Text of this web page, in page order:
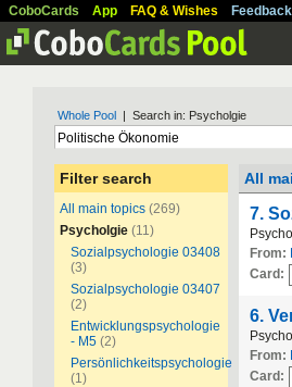
CoboCards App FAQ & Wishes Feedback
Whole Pool | Search in: Psycholgie
Filter search
All main topics (269)
Psycholgie (11)
Sozialpsychologie 03408
(3)
Sozialpsychologie 03407
(2)
Entwicklungspsychologie
- M5 (2)
Persönlichkeitspsychologie
(1)
All
7.
From:
Card:
6.
From:
Card: